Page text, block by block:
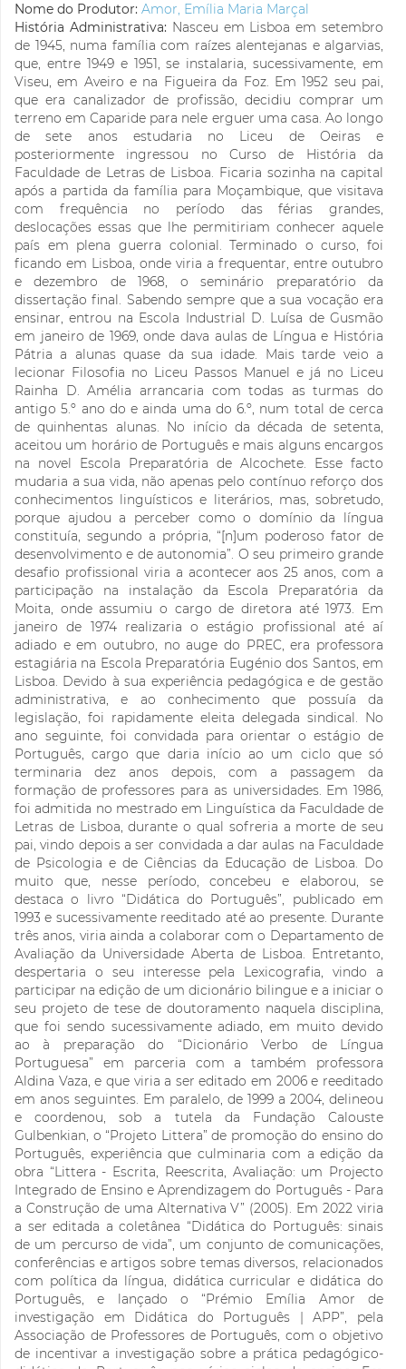
Nome do Produtor: Amor, Emília Maria Marçal
História Administrativa: Nasceu em Lisboa em setembro
de 1945, numa família com raízes alentejanas e algarvias,
que, entre 1949 e 1951, se instalaria, sucessivamente, em
Viseu, em Aveiro e na Figueira da Foz. Em 1952 seu pai,
que era canalizador de profissão, decidiu comprar um
terreno em Caparide para nele erguer uma casa. Ao longo
de sete anos estudaria no Liceu de Oeiras e
posteriormente ingressou no Curso de História da
Faculdade de Letras de Lisboa. Ficaria sozinha na capital
após a partida da família para Moçambique, que visitava
com frequência no período das férias grandes,
deslocações essas que lhe permitiriam conhecer aquele
país em plena guerra colonial. Terminado o curso, foi
ficando em Lisboa, onde viria a frequentar, entre outubro
e dezembro de 1968, o seminário preparatório da
dissertação final. Sabendo sempre que a sua vocação era
ensinar, entrou na Escola Industrial D. Luísa de Gusmão
em janeiro de 1969, onde dava aulas de Língua e História
Pátria a alunas quase da sua idade. Mais tarde veio a
lecionar Filosofia no Liceu Passos Manuel e já no Liceu
Rainha D. Amélia arrancaria com todas as turmas do
antigo 5.º ano do e ainda uma do 6.º, num total de cerca
de quinhentas alunas. No início da década de setenta,
aceitou um horário de Português e mais alguns encargos
na novel Escola Preparatória de Alcochete. Esse facto
mudaria a sua vida, não apenas pelo contínuo reforço dos
conhecimentos linguísticos e literários, mas, sobretudo,
porque ajudou a perceber como o domínio da língua
constituía, segundo a própria, “[n]um poderoso fator de
desenvolvimento e de autonomia”. O seu primeiro grande
desafio profissional viria a acontecer aos 25 anos, com a
participação na instalação da Escola Preparatória da
Moita, onde assumiu o cargo de diretora até 1973. Em
janeiro de 1974 realizaria o estágio profissional até aí
adiado e em outubro, no auge do PREC, era professora
estagiária na Escola Preparatória Eugénio dos Santos, em
Lisboa. Devido à sua experiência pedagógica e de gestão
administrativa, e ao conhecimento que possuía da
legislação, foi rapidamente eleita delegada sindical. No
ano seguinte, foi convidada para orientar o estágio de
Português, cargo que daria início ao um ciclo que só
terminaria dez anos depois, com a passagem da
formação de professores para as universidades. Em 1986,
foi admitida no mestrado em Linguística da Faculdade de
Letras de Lisboa, durante o qual sofreria a morte de seu
pai, vindo depois a ser convidada a dar aulas na Faculdade
de Psicologia e de Ciências da Educação de Lisboa. Do
muito que, nesse período, concebeu e elaborou, se
destaca o livro “Didática do Português”, publicado em
1993 e sucessivamente reeditado até ao presente. Durante
três anos, viria ainda a colaborar com o Departamento de
Avaliação da Universidade Aberta de Lisboa. Entretanto,
despertaria o seu interesse pela Lexicografia, vindo a
participar na edição de um dicionário bilingue e a iniciar o
seu projeto de tese de doutoramento naquela disciplina,
que foi sendo sucessivamente adiado, em muito devido
ao à preparação do “Dicionário Verbo de Língua
Portuguesa” em parceria com a também professora
Aldina Vaza, e que viria a ser editado em 2006 e reeditado
em anos seguintes. Em paralelo, de 1999 a 2004, delineou
e coordenou, sob a tutela da Fundação Calouste
Gulbenkian, o “Projeto Littera” de promoção do ensino do
Português, experiência que culminaria com a edição da
obra “Littera - Escrita, Reescrita, Avaliação: um Projecto
Integrado de Ensino e Aprendizagem do Português - Para
a Construção de uma Alternativa V” (2005). Em 2022 viria
a ser editada a coletânea “Didática do Português: sinais
de um percurso de vida”, um conjunto de comunicações,
conferências e artigos sobre temas diversos, relacionados
com política da língua, didática curricular e didática do
Português, e lançado o “Prémio Emília Amor de
investigação em Didática do Português | APP”, pela
Associação de Professores de Português, com o objetivo
de incentivar a investigação sobre a prática pedagógico-